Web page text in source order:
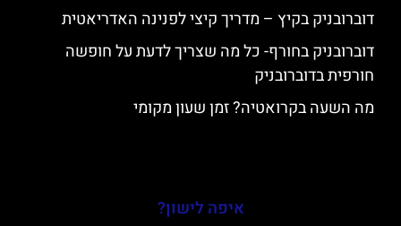
דוברובניק בקיץ – מדריך קיצי לפנינה האדריאטית
דוברובניק בחורף- כל מה שצריך לדעת על חופשה
חורפית בדוברובניק
מה השעה בקרואטיה? זמן שעון מקומי
איפה לישון?